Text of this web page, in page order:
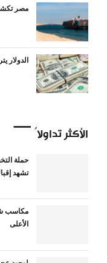
مصر
الدولار
الأكثر تداولاً
حملة
تشهد
مكاسب
الأعلى